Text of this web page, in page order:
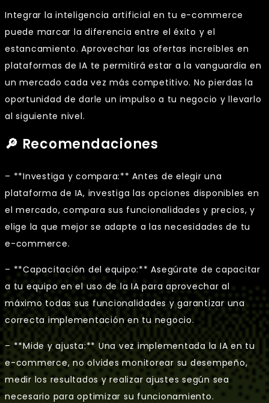
Integrar la inteligencia artificial en tu e-commerce
puede marcar la diferencia entre el éxito y el
estancamiento. Aprovechar las ofertas increíbles en
plataformas de IA te permitirá estar a la vanguardia en
un mercado cada vez más competitivo. No pierdas la
oportunidad de darle un impulso a tu negocio y llevarlo
al siguiente nivel.
🔎 Recomendaciones
– **Investiga y compara:** Antes de elegir una
plataforma de IA, investiga las opciones disponibles en
el mercado, compara sus funcionalidades y precios, y
elige la que mejor se adapte a las necesidades de tu
e-commerce.
– **Capacitación del equipo:** Asegúrate de capacitar
a tu equipo en el uso de la IA para aprovechar al
máximo todas sus funcionalidades y garantizar una
correcta implementación en tu negocio.
– **Mide y ajusta:** Una vez implementada la IA en tu
e-commerce, no olvides monitorear su desempeño,
medir los resultados y realizar ajustes según sea
necesario para optimizar su funcionamiento.